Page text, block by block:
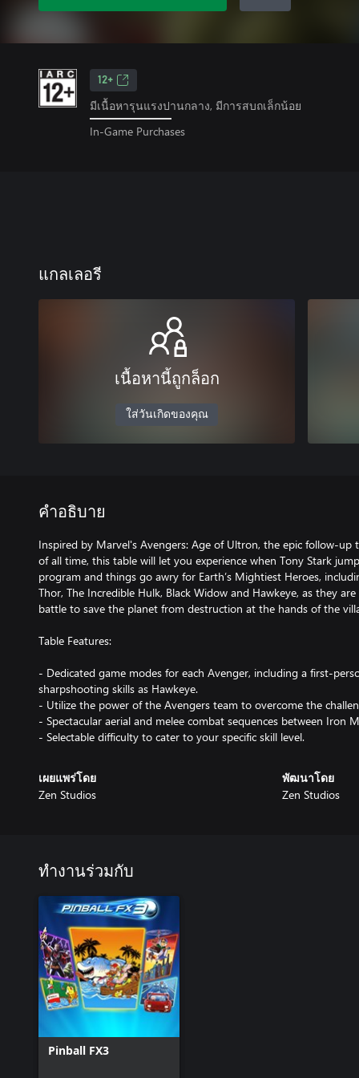
12+
มีเนื้อหารุนแรงปานกลาง, มีการสบถเล็กน้อย
In-Game Purchases
แกลเลอรี
เนื้อหานี้ถูกล็อก
ใส่วันเกิดของคุณ
คำอธิบาย
Inspired by Marvel's Avengers: Age of Ultron, the epic follow-up
of all time, this table will let you experience when Tony Stark
program and things go awry for Earth’s Mightiest Heroes,
Thor, The Incredible Hulk, Black Widow and Hawkeye, as they
battle to save the planet from destruction at the hands of the
Table Features:
- Dedicated game modes for each Avenger, including a first-
sharpshooting skills as Hawkeye.
- Utilize the power of the Avengers team to overcome the
- Spectacular aerial and melee combat sequences between Iron
- Selectable difficulty to cater to your specific skill level.
เผยแพร่โดย
Zen Studios
พัฒนาโดย
Zen Studios
ทำงานร่วมกับ
Pinball FX3